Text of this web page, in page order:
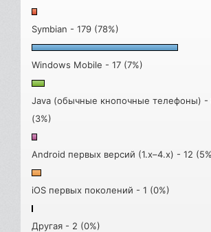
Symbian - 179 (78%)
Windows Mobile - 17 (7%)
Java (обычные кнопочные телефоны) -
(3%)
Android первых версий (1.x–4.x) - 12
iOS первых поколений - 1 (0%)
Другая - 2 (0%)